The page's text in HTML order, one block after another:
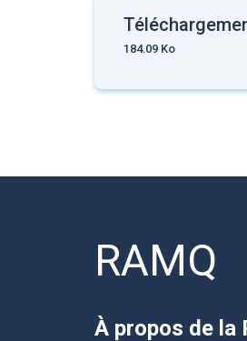
184.09 Ko
RAMQ
À propos de la